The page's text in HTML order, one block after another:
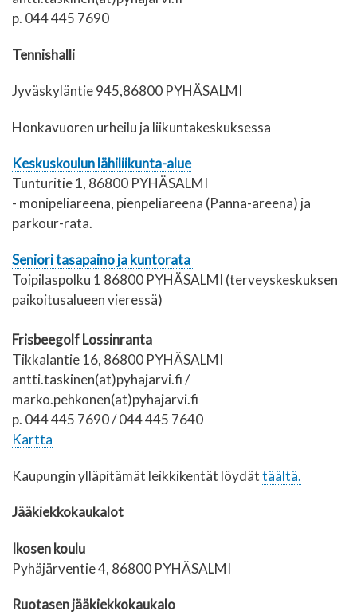
p. 044 445 7690
Tennishalli
Jyväskyläntie 945,86800 PYHÄSALMI
Honkavuoren urheilu ja liikuntakeskuksessa
Keskuskoulun lähiliikunta-alue
Tunturitie 1, 86800 PYHÄSALMI
- monipeliareena, pienpeliareena (Panna-areena) ja
parkour-rata.
Seniori tasapaino ja kuntorata
Toipilaspolku 1 86800 PYHÄSALMI (terveyskeskuksen
paikoitusalueen vieressä)
Frisbeegolf Lossinranta
Tikkalantie 16, 86800 PYHÄSALMI
antti.taskinen(at)pyhajarvi.fi /
marko.pehkonen(at)pyhajarvi.fi
p. 044 445 7690 / 044 445 7640
Kartta
Kaupungin ylläpitämät leikkikentät löydättäältä.
Jääkiekkokaukalot
Ikosen koulu
Pyhäjärventie 4, 86800 PYHÄSALMI
Ruotasen jääkiekkokaukalo